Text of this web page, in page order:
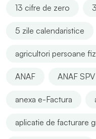
13 cifre de zero
5 zile calendaristice
agricultori persoane
ANAF ANAF SPV
anexa e-Factura
aplicatie de facturare